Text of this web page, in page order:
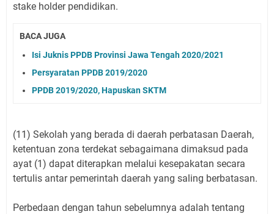
stake holder pendidikan.
BACA JUGA
Isi Juknis PPDB Provinsi Jawa Tengah 2020/2021
Persyaratan PPDB 2019/2020
PPDB 2019/2020, Hapuskan SKTM
(11) Sekolah yang berada di daerah perbatasan Daerah,
ketentuan zona terdekat sebagaimana dimaksud pada
ayat (1) dapat diterapkan melalui kesepakatan secara
tertulis antar pemerintah daerah yang saling berbatasan.
Perbedaan dengan tahun sebelumnya adalah tentang